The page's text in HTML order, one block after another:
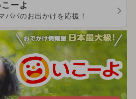
ーよ
パパのお出かけを応援！